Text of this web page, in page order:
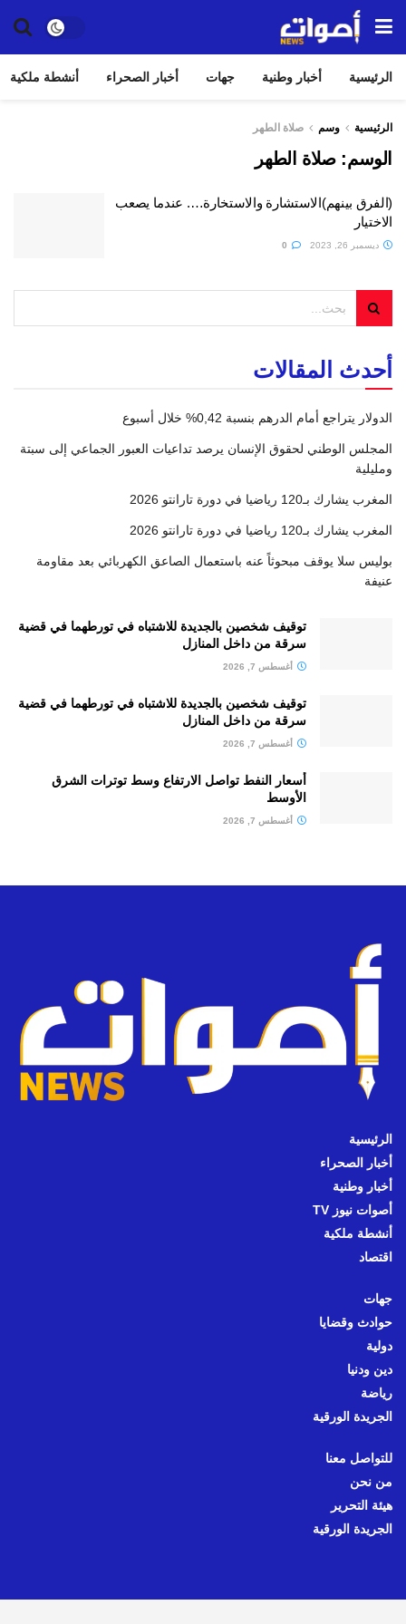
الرئيسية أخبار وطنية جهات أخبار الصحراء أنشطة ملكية
الرئيسية وسم صلاة الطهر
الوسم:صلاة الطهر
(الفرق بينهم)الاستشارة والاستخارة…. عندما يصعب
الاختيار
ديسمبر 26, 2023
أحدث المقالات
الدولار يتراجع أمام الدرهم بنسبة 0,42% خلال أسبوع
المجلس الوطني لحقوق الإنسان يرصد تداعيات العبور الجماعي إلى سبتة
ومليلية
المغرب يشارك بـ120 رياضيا في دورة تارانتو 2026
المغرب يشارك بـ120 رياضيا في دورة تارانتو 2026
بوليس سلا يوقف مبحوثاً عنه باستعمال الصاعق الكهربائي بعد مقاومة
عنيفة
توقيف شخصين بالجديدة للاشتباه في تورطهما في قضية
سرقة من داخل المنازل
أغسطس 7, 2026
توقيف شخصين بالجديدة للاشتباه في تورطهما في قضية
سرقة من داخل المنازل
أغسطس 7, 2026
أسعار النفط تواصل الارتفاع وسط توترات الشرق
الأوسط
أغسطس 7, 2026
الرئيسية
أخبار الصحراء
أخبار وطنية
أصوات نيوز TV
أنشطة ملكية
اقتصاد
جهات
حوادث وقضايا
دولية
دين ودنيا
رياضة
الجريدة الورقية
للتواصل معنا
من نحن
هيئة التحرير
الجريدة الورقية